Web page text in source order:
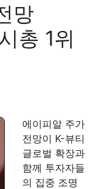
망
총 1위
에이피알 주가
전망이 K-뷰티
글로벌 확장과
함께 투자자들
의 집중 조명